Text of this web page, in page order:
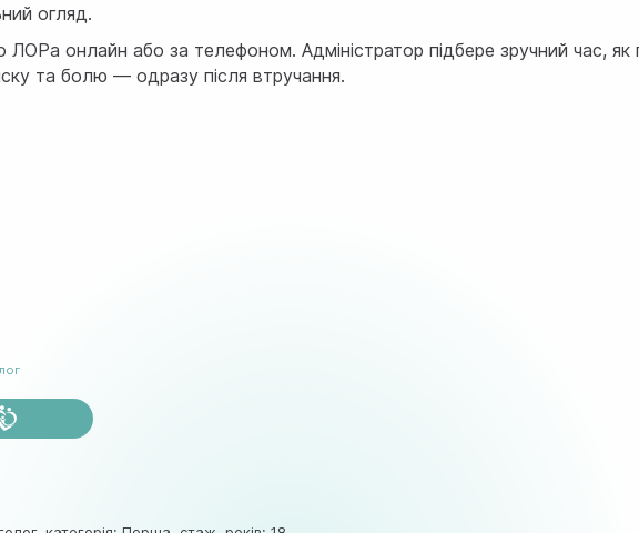
огляд.
онлайн або за телефоном. Адміністратор підбере зручний час,
та болю — одразу після втручання.